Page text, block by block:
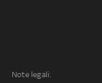
Note legali: